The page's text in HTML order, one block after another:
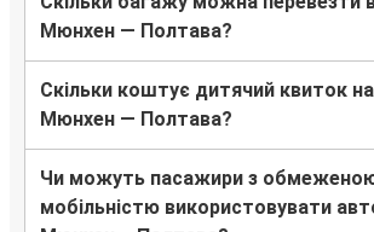
Мюнхен — Полтава?
Скільки коштує дитячий квиток
Мюнхен — Полтава?
Чи можуть пасажири з
мобільністю використовувати